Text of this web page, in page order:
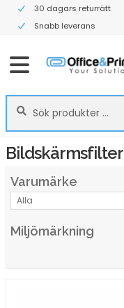
30 dagars returrätt
Snabb leverans
Sök
efter:
Sök
Bildskärmsfilter
Varumärke
Alla
Miljömärkning